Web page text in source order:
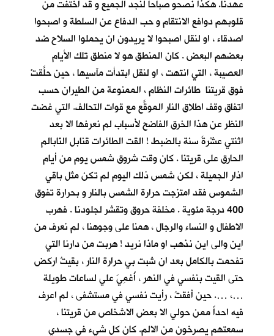
عهدنا. هكذا نصحو صباحا لنجد الجميع و قد اختفت من
قلوبهم دوافع الانتقام و حب الدفاع عن السلطة و اصبحوا
اصدقاء ، او لنقل اصبحوا لا يريدون ان يحملوا السلاح ضد
بعضهم البعض . كان المنطق هو لا منطق تلك الأيام
العصيبة ، التي انتهت ، او لنقل ابتدأت مآسيها ، حين حلَّقتْ
فوق قريتنا طائرات النظام ، الممنوعة من الطيران حسب
اتفاق وقف اطلاق النار الموقَّع مع قوات التحالف. التي غضت
النظر عن هذا الخرق الفاضح لأسباب لم نعرفها الا بعد
اثنتي عشْرةَ سنة بالضبط ! القت الطائرات قنابل النّابالم
الحارق على قريتنا . كان وقت شروق شمس يوم من أيام
اذار الجميلة ، لكن شمس ذلك اليوم لم تكن مثل باقي
الشموس فقد امتزجت حرارة الشمس بالنار و بحرارة تفوق
400 درجة مئوية . مخلفة حروق وتقشر لجلودنا . فهرب
الاطفال و النساء والرجال ، همنا على وجوهنا ، لم نعرف من
اين والى اين نذهب او ماذا نريد ! هربت من دارنا التي
تفحمت بالكامل بعد ان شبت بي حرارة النار ، بقيتُ اركض
حتى القيت بنفسي في النهر ، أُغمِيَ علي لساعات طويلة
…، …. حين أفقتُ ، رأيت نفسي في مستشفى ، لم اعرف
فيه احداً ممن حولي الا بعض الاشخاص من قريتنا ،
سمعتهم يصرخون من الالم. كان كل شيء في جسدي